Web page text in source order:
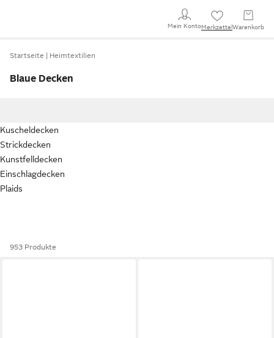
Mein KontoMerkzettel Warenkorb
Startseite Heimtextilien
Blaue Decken
Kuscheldecken
Strickdecken
Kunstfelldecken
Einschlagdecken
Plaids
953 Produkte